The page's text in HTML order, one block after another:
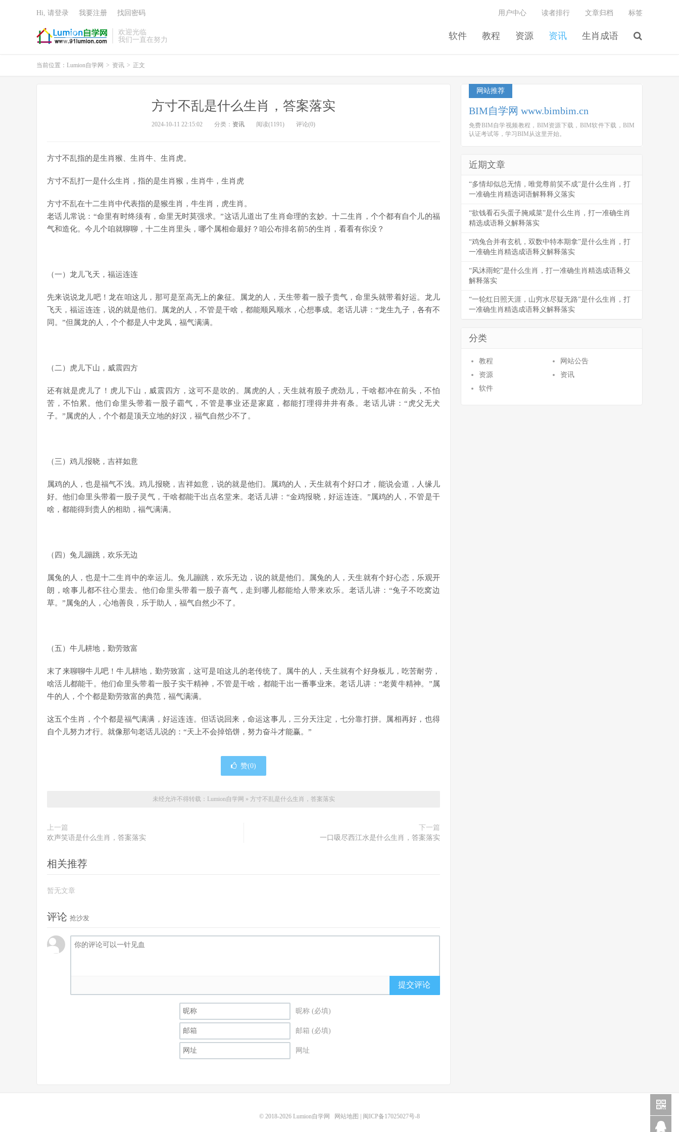
欢迎光临
我们一直在努力
软件 教程 资源 资讯 生肖成语
用户中心 读者排行 文章归档 标签
Hi, 请登录 我要注册 找回密码
当前位置： Lumion自学网 > 资讯 > 正文
方寸不乱是什么生肖，答案落实
2024-10-11 22:15:02 分类： 资讯 阅读(1191) 评论(0)
方寸不乱指的是生肖猴、生肖牛、生肖虎。
方寸不乱打一是什么生肖，指的是生肖猴，生肖牛，生肖虎
方寸不乱在十二生肖中代表指的是猴生肖，牛生肖，虎生肖。
老话儿常说：“命里有时终须有，命里无时莫强求。”这话儿道出了生肖命理的玄妙。十二生肖，个个都有自个儿的福
气和造化。今儿个咱就聊聊，十二生肖里头，哪个属相命最好？咱公布排名前5的生肖，看看有你没？
（一）龙儿飞天，福运连连
先来说说龙儿吧！龙在咱这儿，那可是至高无上的象征。属龙的人，天生带着一股子贵气，命里头就带着好运。龙儿
飞天，福运连连，说的就是他们。属龙的人，不管是干啥，都能顺风顺水，心想事成。老话儿讲：“龙生九子，各有不
同。”但属龙的人，个个都是人中龙凤，福气满满。
（二）虎儿下山，威震四方
还有就是虎儿了！虎儿下山，威震四方，这可不是吹的。属虎的人，天生就有股子虎劲儿，干啥都冲在前头，不怕
苦，不怕累。他们命里头带着一股子霸气，不管是事业还是家庭，都能打理得井井有条。老话儿讲：“虎父无犬
子。”属虎的人，个个都是顶天立地的好汉，福气自然少不了。
（三）鸡儿报晓，吉祥如意
属鸡的人，也是福气不浅。鸡儿报晓，吉祥如意，说的就是他们。属鸡的人，天生就有个好口才，能说会道，人缘儿
好。他们命里头带着一股子灵气，干啥都能干出点名堂来。老话儿讲：“金鸡报晓，好运连连。”属鸡的人，不管是干
啥，都能得到贵人的相助，福气满满。
（四）兔儿蹦跳，欢乐无边
属兔的人，也是十二生肖中的幸运儿。兔儿蹦跳，欢乐无边，说的就是他们。属兔的人，天生就有个好心态，乐观开
朗，啥事儿都不往心里去。他们命里头带着一股子喜气，走到哪儿都能给人带来欢乐。老话儿讲：“兔子不吃窝边
草。”属兔的人，心地善良，乐于助人，福气自然少不了。
（五）牛儿耕地，勤劳致富
末了来聊聊牛儿吧！牛儿耕地，勤劳致富，这可是咱这儿的老传统了。属牛的人，天生就有个好身板儿，吃苦耐劳，
啥活儿都能干。他们命里头带着一股子实干精神，不管是干啥，都能干出一番事业来。老话儿讲：“老黄牛精神。”属
牛的人，个个都是勤劳致富的典范，福气满满。
这五个生肖，个个都是福气满满，好运连连。但话说回来，命运这事儿，三分天注定，七分靠打拼。属相再好，也得
自个儿努力才行。就像那句老话儿说的：“天上不会掉馅饼，努力奋斗才能赢。”
赞(0)
未经允许不得转载： Lumion自学网 » 方寸不乱是什么生肖，答案落实
上一篇
欢声笑语是什么生肖，答案落实
下一篇
一口吸尽西江水是什么生肖，答案落实
相关推荐
暂无文章
评论 抢沙发
提交评论
昵称 (必填)
邮箱 (必填)
网址
网站推荐
BIM自学网 www.bimbim.cn
免费BIM自学视频教程，BIM资源下载，BIM软件下载，BIM
认证考试等，学习BIM从这里开始。
近期文章
“多情却似总无情，唯觉尊前笑不成”是什么生肖，打
一准确生肖精选词语解释释义落实
“欲钱看石头蛋子腌咸菜”是什么生肖，打一准确生肖
精选成语释义解释落实
“鸡兔合并有玄机，双数中特本期拿”是什么生肖，打
一准确生肖精选成语释义解释落实
“风沐雨蛇”是什么生肖，打一准确生肖精选成语释义
解释落实
“一轮红日照天涯，山穷水尽疑无路”是什么生肖，打
一准确生肖精选成语释义解释落实
分类
教程
网站公告
资源
资讯
软件
© 2018-2026 Lumion自学网 网站地图 闽ICP备17025027号-8